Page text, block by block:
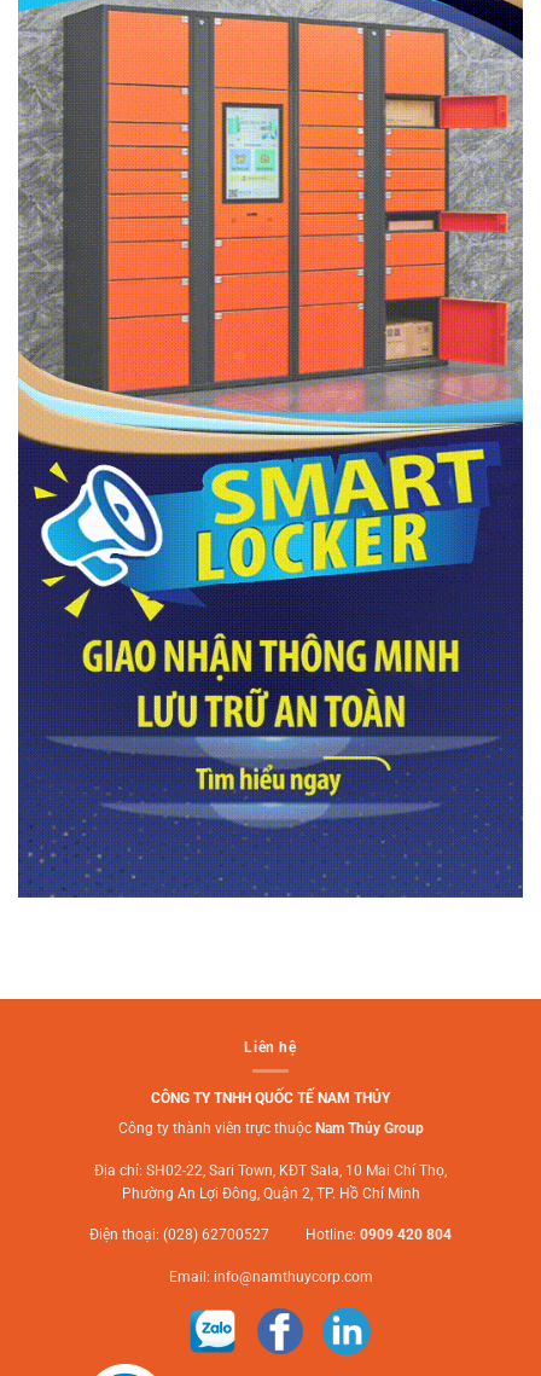
Liên hệ
CÔNG TY TNHH QUỐC TẾ NAM THỦY
Công ty thành viên trực thuộc Nam Thủy Group
Địa chỉ: SH02-22, Sari Town, KĐT Sala, 10 Mai Chí Thọ,
Phường An Lợi Đông, Quận 2, TP. Hồ Chí Minh
Điện thoại: (028) 62700527 Hotline: 0909 420 804
Email: info@namthuycorp.com